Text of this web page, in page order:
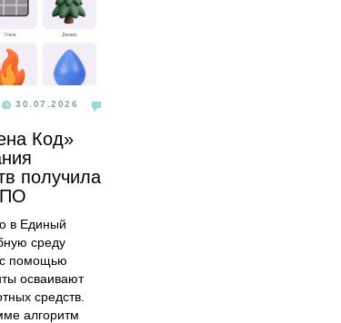
30.07.2026
Код»
получила
ПО
в Единый
среду
помощью
осваивают
средств.
алгоритм